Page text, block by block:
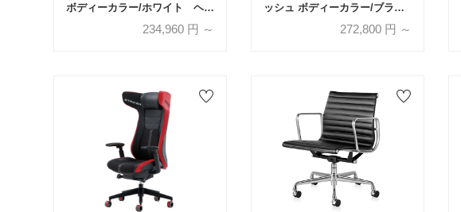
ボディーカラー/ホワイト ヘッ
ドレスト無し 張地全13色 ラ
ンバーサポート有・無【受注生
234,960円 ～
ッシュ ボディーカラー/ブラッ
ク ヘッドレスト無し 張地全3色
ランバーサポート有・無【受注
272,800円 ～